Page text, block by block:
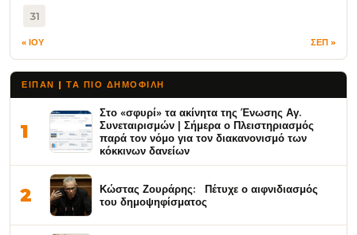
31
« ΙΟΥ ΣΕΠ »
ΕΙΠΑΝ | ΤΑ ΠΙΟ ΔΗΜΟΦΙΛΉ
1
Στο «σφυρί» τα ακίνητα της Ένωσης Αγ.
Συνεταιρισμών | Σήμερα ο Πλειστηριασμός
παρά τον νόμο για τον διακανονισμό των
κόκκινων δανείων
2
Κώστας Ζουράρης: Πέτυχε ο αιφνιδιασμός
του δημοψηφίσματος